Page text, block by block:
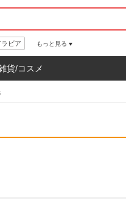
ラビア もっと見る
貨/コスメ